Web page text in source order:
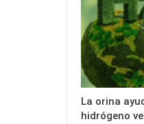
La orina
hidrógeno